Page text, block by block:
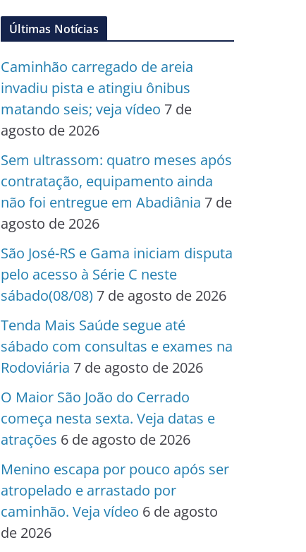
Últimas Notícias
Caminhão carregado de areia
invadiu pista e atingiu ônibus
matando seis; veja vídeo 7 de
agosto de 2026
Sem ultrassom: quatro meses após
contratação, equipamento ainda
não foi entregue em Abadiânia 7 de
agosto de 2026
São José-RS e Gama iniciam disputa
pelo acesso à Série C neste
sábado(08/08) 7 de agosto de 2026
Tenda Mais Saúde segue até
sábado com consultas e exames na
Rodoviária 7 de agosto de 2026
O Maior São João do Cerrado
começa nesta sexta. Veja datas e
atrações 6 de agosto de 2026
Menino escapa por pouco após ser
atropelado e arrastado por
caminhão. Veja vídeo 6 de agosto
de 2026